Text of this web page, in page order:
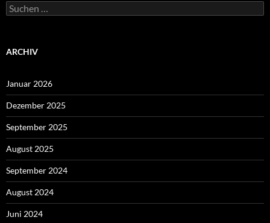
Suchen
nach:
ARCHIV
Januar 2026
Dezember 2025
September 2025
August 2025
September 2024
August 2024
Juni 2024